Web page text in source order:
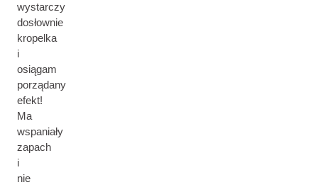
wystarczy
dosłownie
kropelka
i
osiągam
porządany
efekt!
Ma
wspaniały
zapach
i
nie